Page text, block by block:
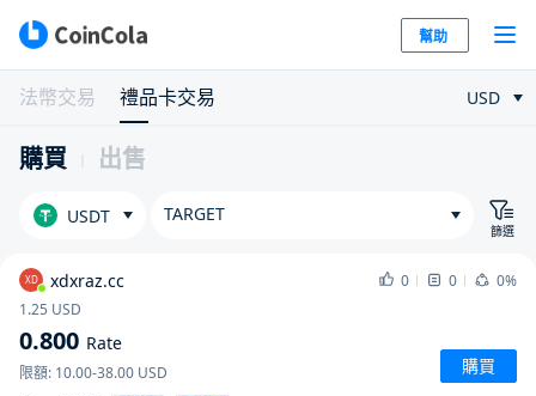
幫助
法幣交易 禮品卡交易 USD
購買 出售
USDT TARGET
篩選
XD xdxraz.cc 0 0
0%
1.25 USD
0.800 Rate
限額: 10.00-38.00 USD 購買